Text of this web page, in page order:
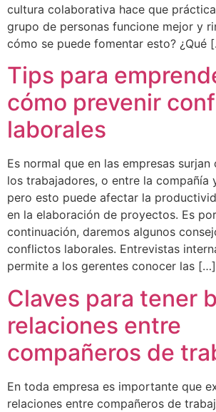
cultura colaborativa hace que
grupo de personas funcione mejor y
cómo se puede fomentar esto? ¿Qué
Tips para
cómo prevenir
laborales
Es normal que en las empresas
los trabajadores, o entre la compañía
pero esto puede afectar la
en la elaboración de proyectos. Es
continuación, daremos algunos
conflictos laborales. Entrevistas
permite a los gerentes conocer las […]
Claves para tener
relaciones entre
compañeros de
En toda empresa es importante que
relaciones entre compañeros de